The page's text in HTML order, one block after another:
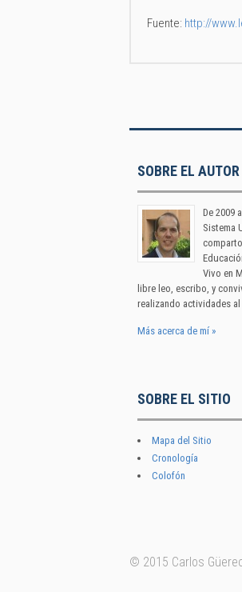
Fuente: http://
SOBRE EL AUTOR
De 2009
Sistema
Vivo en
libre leo, escribo, y
realizando actividades al
Más acerca de mí »
SOBRE EL SITIO
Mapa del Sitio
Cronología
Colofón
© 2015 Carlos